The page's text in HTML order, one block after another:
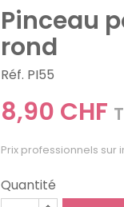
Pinceau
rond
Réf. PI55
8,90 CHF
Prix professionnels sur
Quantité